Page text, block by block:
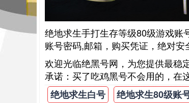
绝地求生手打生存等级80级游戏账
账号密码,邮箱，购买凭证，绝对安
欢迎光临绝黑号网，为您提供最稳
承诺：买了吃鸡黑号不会用的，在
绝地求生白号
绝地求生80级账